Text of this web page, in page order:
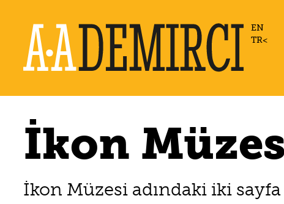
EN
TR
İkon
İkon Müzesi adındaki iki